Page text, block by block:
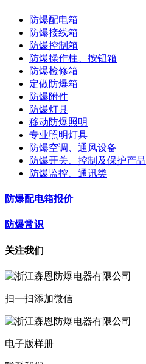
防爆配电箱
防爆接线箱
防爆控制箱
防爆操作柱、按钮箱
防爆检修箱
定做防爆箱
防爆附件
防爆灯具
移动防爆照明
专业照明灯具
防爆空调、通风设备
防爆开关、控制及保护产品
防爆监控、通讯类
防爆配电箱报价
防爆常识
关注我们
扫一扫添加微信
电子版样册